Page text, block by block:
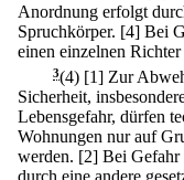
Anordnung erfolgt
Spruchkörper. [4] Bei
einen einzelnen
3(4) [1] Zur
Sicherheit,
Lebensgefahr, dürfen
Wohnungen nur auf
werden. [2] Bei Gefahr
durch eine andere